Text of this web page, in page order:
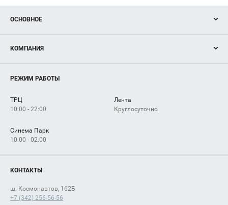
ОСНОВНОЕ
Новости
Магазины
Услуги
КОМПАНИЯ
Рекламодателям
Как добраться
РЕЖИМ РАБОТЫ
ТРЦ
10:00 - 22:00
Лента
Круглосуточно
Синема Парк
10:00 - 02:00
КОНТАКТЫ
ш. Космонавтов, 162Б
+7 (342) 256-56-56